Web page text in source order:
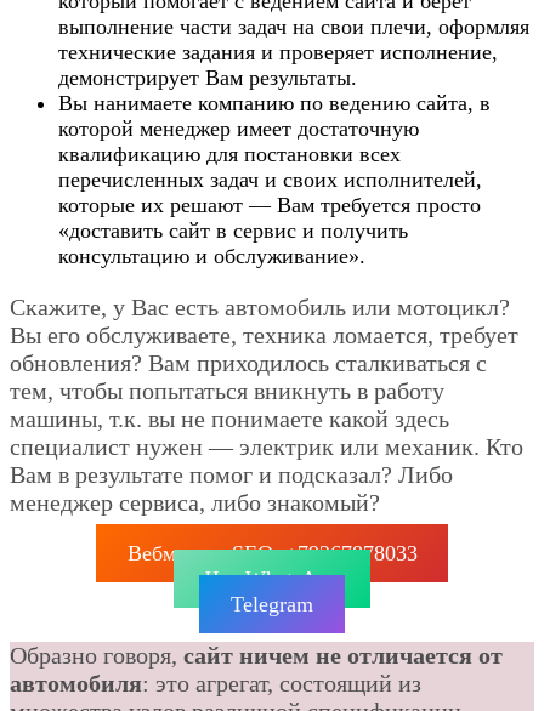
выполнение части задач на свои плечи, оформляя
технические задания и проверяет исполнение,
демонстрирует Вам результаты.
Вы нанимаете компанию по ведению сайта, в
которой менеджер имеет достаточную
квалификацию для постановки всех
перечисленных задач и своих исполнителей,
которые их решают — Вам требуется просто
«доставить сайт в сервис и получить
консультацию и обслуживание».
Скажите, у Вас есть автомобиль или мотоцикл?
Вы его обслуживаете, техника ломается, требует
обновления? Вам приходилось сталкиваться с
тем, чтобы попытаться вникнуть в работу
машины, т.к. вы не понимаете какой здесь
специалист нужен — электрик или механик. Кто
Вам в результате помог и подсказал? Либо
менеджер сервиса, либо знакомый?
Вебмастер SEO: +79267878033
Чат WhatsApp
Telegram
Образно говоря, сайт ничем не отличается от
автомобиля: это агрегат, состоящий из